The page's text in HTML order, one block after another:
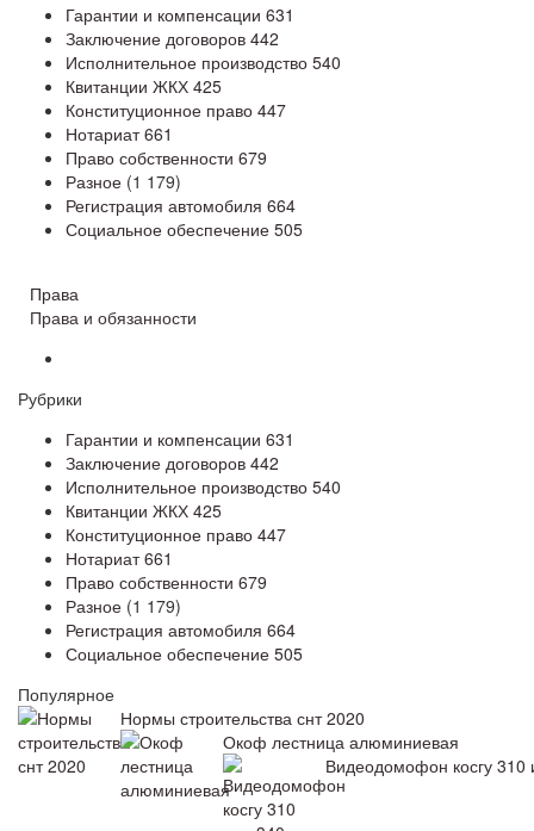
Гарантии и компенсации 631
Заключение договоров 442
Исполнительное производство 540
Квитанции ЖКХ 425
Конституционное право 447
Нотариат661
Право собственности 679
Разное (1 179)
Регистрация автомобиля 664
Социальное обеспечение 505
Права
Права и обязанности
Рубрики
Гарантии и компенсации 631
Заключение договоров 442
Исполнительное производство 540
Квитанции ЖКХ 425
Конституционное право 447
Нотариат661
Право собственности 679
Разное (1 179)
Регистрация автомобиля 664
Социальное обеспечение 505
Популярное
Нормы строительства снт 2020
Окоф лестница алюминиевая
Видеодомофон косгу 310